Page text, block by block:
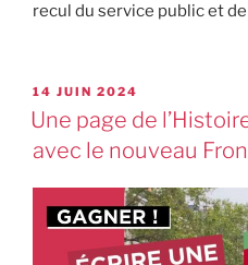
recul du service public et
14 JUIN 2024
Une page de
avec le nouveau